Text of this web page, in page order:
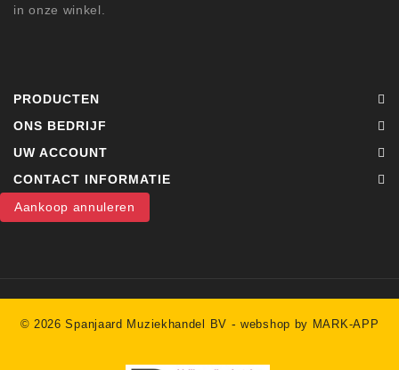
in onze winkel.
PRODUCTEN
ONS BEDRIJF
UW ACCOUNT
CONTACT INFORMATIE
Aankoop annuleren
© 2026 Spanjaard Muziekhandel BV -webshop by MARK-APP